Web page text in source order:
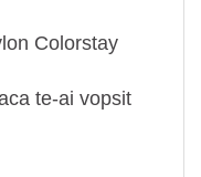
Colorstay
te-ai vopsit